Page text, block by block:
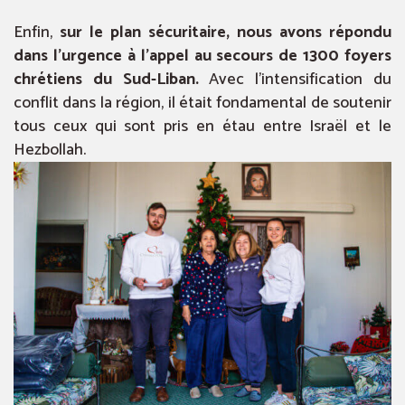
Enfin, sur le plan sécuritaire, nous avons répondu
dans l’urgence à l’appel au secours de 1300 foyers
chrétiens du Sud-Liban.Avec l’intensification du
conflit dans la région, il était fondamental de soutenir
tous ceux qui sont pris en étau entre Israël et le
Hezbollah.